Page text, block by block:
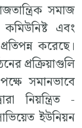
সমাজ
এবং
করেছে।
প্রক্রিয়াগুলি
সমানভাবে
নিয়ন্ত্রিত -
ইউনিয়ন